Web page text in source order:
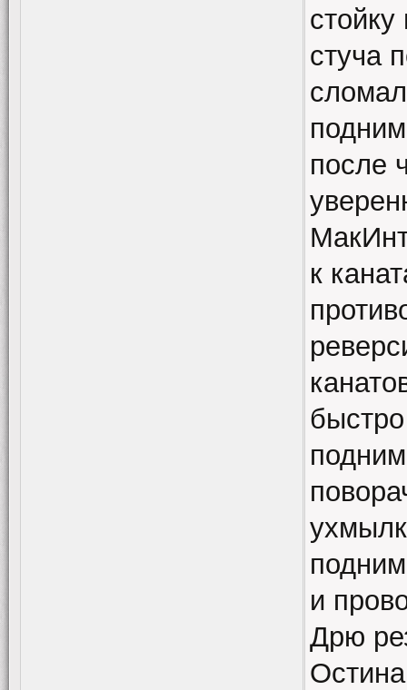
стуча
после
к
и
Дрю